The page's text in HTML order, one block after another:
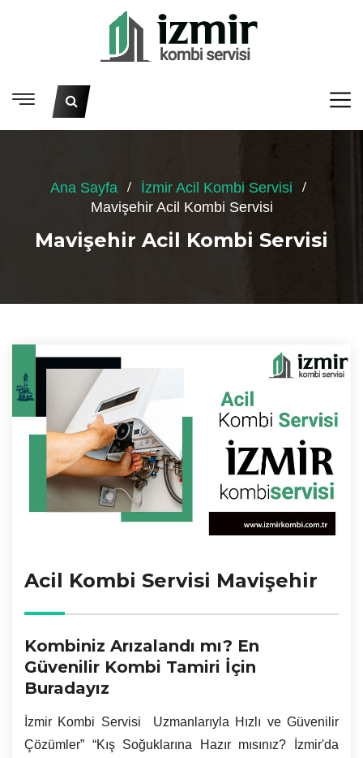
Ana Sayfa
İzmir Acil Kombi Servisi
Mavişehir Acil Kombi Servisi
Mavişehir Acil Kombi Servisi
Acil Kombi Servisi Mavişehir
Kombiniz Arızalandı mı? En
Güvenilir Kombi Tamiri İçin
Buradayız
İzmir Kombi Servisi Uzmanlarıyla Hızlı ve Güvenilir
Çözümler” “Kış Soğuklarına Hazır mısınız? İzmir'da